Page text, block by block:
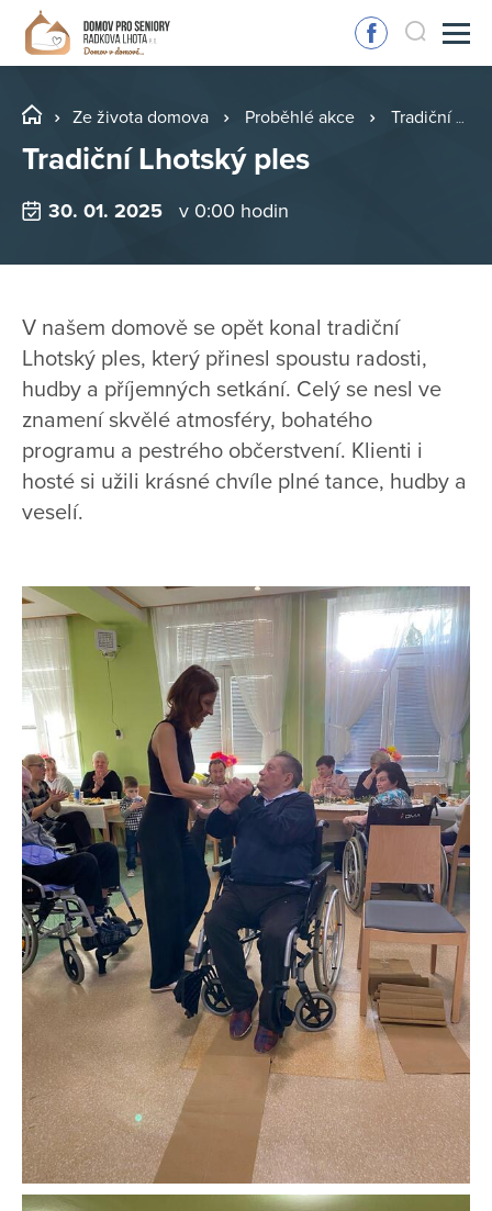
Ze života domova Proběhlé akce Tradiční Lhotský ples
Tradiční Lhotský ples
30. 01. 2025 v 0:00 hodin
V našem domově se opět konal tradiční
Lhotský ples, který přinesl spoustu radosti,
hudby a příjemných setkání. Celý se nesl ve
znamení skvělé atmosféry, bohatého
programu a pestrého občerstvení. Klienti i
hosté si užili krásné chvíle plné tance, hudby a
veselí.